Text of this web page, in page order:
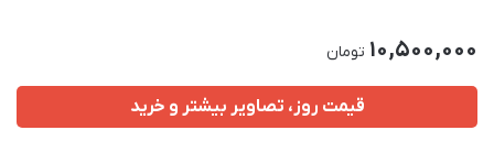
10,500,000 تومان
قیمت روز، تصاویر بیشتر و خرید